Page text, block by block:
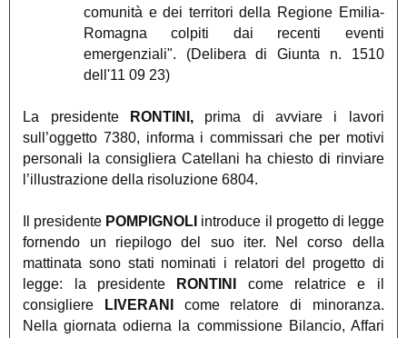
comunità e dei territori della Regione Emilia-
Romagna colpiti dai recenti eventi
emergenziali". (Delibera di Giunta n. 1510
dell'11 09 23)
La presidente RONTINI, prima di avviare i lavori
sull’oggetto 7380, informa i commissari che per motivi
personali la consigliera Catellani ha chiesto di rinviare
l’illustrazione della risoluzione 6804.
Il presidente POMPIGNOLI introduce il progetto di legge
fornendo un riepilogo del suo iter. Nel corso della
mattinata sono stati nominati i relatori del progetto di
legge: la presidente
RONTINI come relatrice e il
consigliere
LIVERANI
come relatore di minoranza.
Nella giornata odierna la commissione Bilancio, Affari